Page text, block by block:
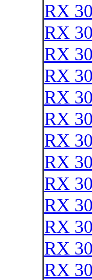
RX
RX
RX
RX
RX
RX
RX
RX
RX
RX
RX
RX
RX